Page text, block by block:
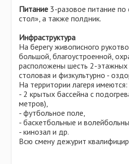
Питание 3-разовое питание
стол», а также полдник.
Инфраструктура
На берегу живописного
большой, благоустроенной,
расположены шесть 2-этажных
столовая и физкультурно -
На территории лагеря имеются:
- 2 крытых бассейна с
метров),
- футбольное поле,
- баскетбольные и
- кинозал и др.
Всю смену дежурит